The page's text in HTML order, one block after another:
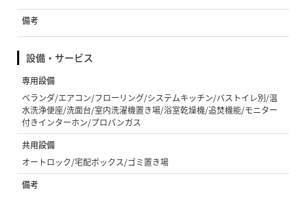
備考
設備・サービス
専用設備
ベランダ/エアコン/フローリング/システムキッチン/バストイレ別/温
水洗浄便座/洗面台/室内洗濯機置き場/浴室乾燥機/追焚機能/モニター
付きインターホン/プロパンガス
共用設備
オートロック/宅配ボックス/ゴミ置き場
備考